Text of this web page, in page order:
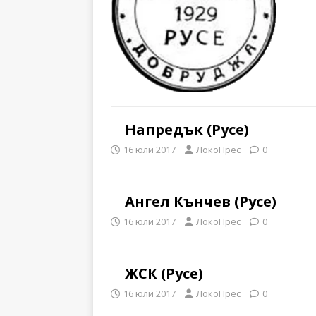
Напредък (Русе)
16 юли 2017 ЛокоПрес 0
Ангел Кънчев (Русе)
16 юли 2017 ЛокоПрес 0
ЖСК (Русе)
16 юли 2017 ЛокоПрес 0